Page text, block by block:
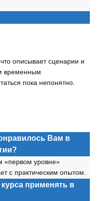
описывает сценарии и
временным
пока непонятно.
Вам в
«первом уровне»
с практическим опытом.
применять в